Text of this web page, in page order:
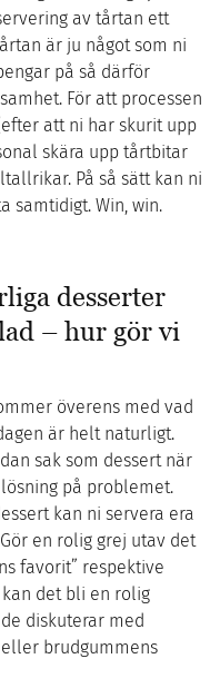
av tårtan ett
är ju något som ni
på så därför
För att processen
att ni har skurit upp
skära upp tårtbitar
På så sätt kan ni
samtidigt. Win, win.
desserter
– hur gör vi
överens med vad
är helt naturligt.
sak som dessert när
på problemet.
kan ni servera era
en rolig grej utav det
favorit” respektive
kan det bli en rolig
diskuterar med
brudgummens